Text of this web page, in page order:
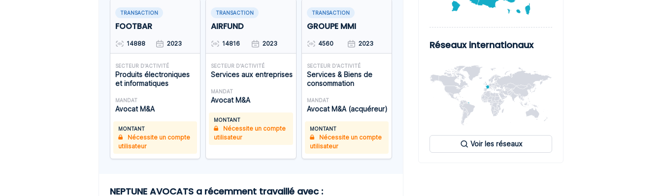
TRANSACTION
FOOTBAR
14888 2023
SECTEUR D'ACTIVITÉ
Produits électroniques
et informatiques
MANDAT
Avocat M&A
MONTANT
Nécessite un compte
utilisateur
TRANSACTION
AIRFUND
14816 2023
SECTEUR D'ACTIVITÉ
Services aux entreprises
MANDAT
Avocat M&A
MONTANT
Nécessite un compte
utilisateur
TRANSACTION
GROUPE MMI
4560 2023
SECTEUR D'ACTIVITÉ
Services & Biens de
consommation
MANDAT
Avocat M&A (acquéreur)
MONTANT
Nécessite un compte
utilisateur
NEPTUNE AVOCATS a récemment travaillé avec :
Réseaux internationaux
Voir les réseaux